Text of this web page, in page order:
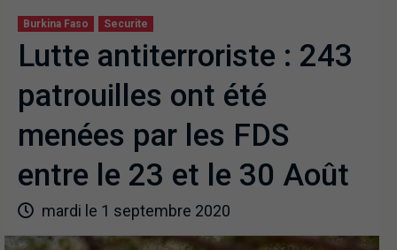
Burkina Faso Securite
Lutte antiterroriste : 243
patrouilles ont été
menées par les FDS
entre le 23 et le 30 Août
mardi le 1 septembre 2020